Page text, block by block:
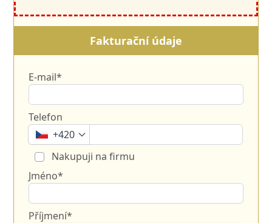
Fakturační údaje
E-mail*
Telefon
+420
Nakupuji na firmu
Jméno*
Příjmení*